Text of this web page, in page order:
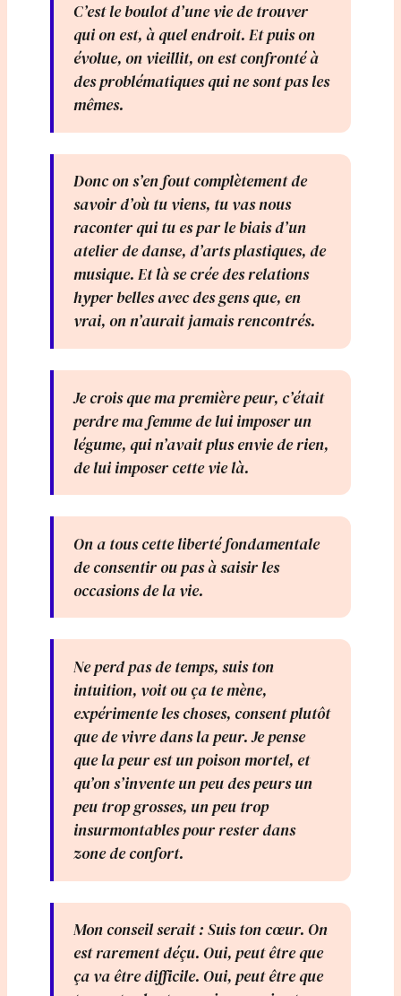
C’est le boulot d’une vie de trouver
qui on est, à quel endroit. Et puis on
évolue, on vieillit, on est confronté à
des problématiques qui ne sont pas les
mêmes.
Donc on s’en fout complètement de
savoir d’où tu viens, tu vas nous
raconter qui tu es par le biais d’un
atelier de danse, d’arts plastiques, de
musique. Et là se crée des relations
hyper belles avec des gens que, en
vrai, on n’aurait jamais rencontrés.
Je crois que ma première peur, c’était
perdre ma femme de lui imposer un
légume, qui n’avait plus envie de rien,
de lui imposer cette vie là.
On a tous cette liberté fondamentale
de consentir ou pas à saisir les
occasions de la vie.
Ne perd pas de temps, suis ton
intuition, voit ou ça te mène,
expérimente les choses, consent plutôt
que de vivre dans la peur. Je pense
que la peur est un poison mortel, et
qu’on s’invente un peu des peurs un
peu trop grosses, un peu trop
insurmontables pour rester dans
zone de confort.
Mon conseil serait : Suis ton cœur. On
est rarement déçu. Oui, peut être que
ça va être difficile. Oui, peut être que